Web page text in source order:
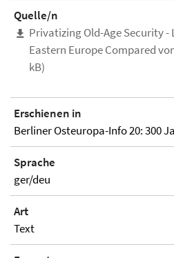
Quelle/n
Privatizing Old-Age Security -
Eastern Europe Compared
kB)
Erschienen in
Berliner Osteuropa-Info 20: 300
Sprache
ger/deu
Art
Text